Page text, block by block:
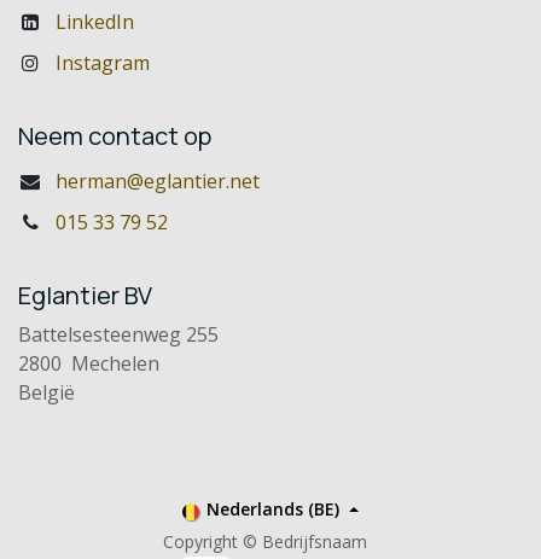
LinkedIn
Instagram
Neem contact op
herman@eglantier.net
015 33 79 52
Eglantier BV
Battelsesteenweg 255
2800 Mechelen
België
Copyright © Bedrijfsnaam
Nederlands (BE)